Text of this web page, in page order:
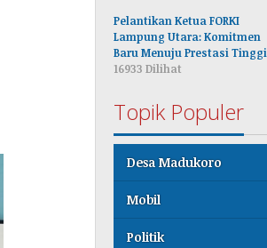
Pelantikan Ketua FORKI
Lampung Utara: Komitmen
Baru Menuju Prestasi Tinggi
16933 Dilihat
Topik Populer
Desa Madukoro
Mobil
Politik